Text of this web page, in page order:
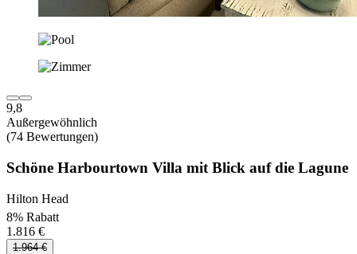
9,8
Außergewöhnlich
(74 Bewertungen)
Schöne Harbourtown Villa mit Blick auf die Lagune
Hilton Head
8% Rabatt
1.816 €
1.964 €